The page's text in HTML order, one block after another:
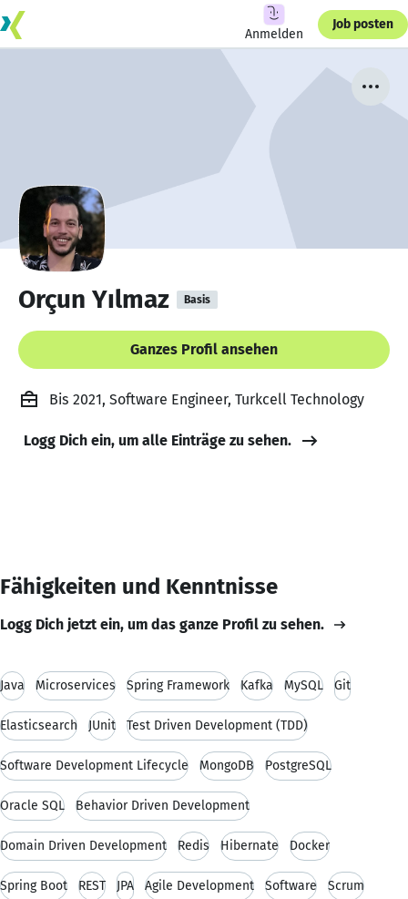
Anmelden
Job posten
Orçun Yılmaz Basis
Ganzes Profil ansehen
Bis 2021, Software Engineer, Turkcell Technology
Logg Dich ein, um alle Einträge zu sehen.
Fähigkeiten und Kenntnisse
Logg Dich jetzt ein, um das ganze Profil zu sehen.
Java Microservices Spring Framework Kafka MySQL Git
Elasticsearch JUnit Test Driven Development (TDD)
Software Development Lifecycle MongoDB PostgreSQL
Oracle SQL Behavior Driven Development
Domain Driven Development Redis Hibernate Docker
Spring Boot REST JPA Agile Development Software Scrum